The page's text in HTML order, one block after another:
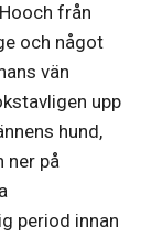
från
och något
vän
upp
hund,
ner på
period innan